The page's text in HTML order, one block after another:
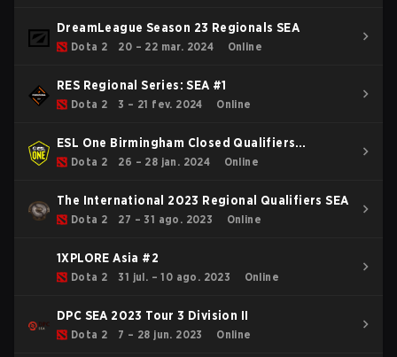
DreamLeague Season 23 Regionals SEA
Dota 2 20 – 22 mar. 2024 Online
RES Regional Series: SEA #1
Dota 2 3 – 21 fev. 2024 Online
ESL One Birmingham Closed Qualifiers
Southeast Asia
Dota 2 26 – 28 jan. 2024 Online
The International 2023 Regional Qualifiers SEA
Dota 2 27 – 31 ago. 2023 Online
1XPLORE Asia #2
Dota 2 31 jul. – 10 ago. 2023 Online
DPC SEA 2023 Tour 3 Division II
Dota 2 7 – 28 jun. 2023 Online